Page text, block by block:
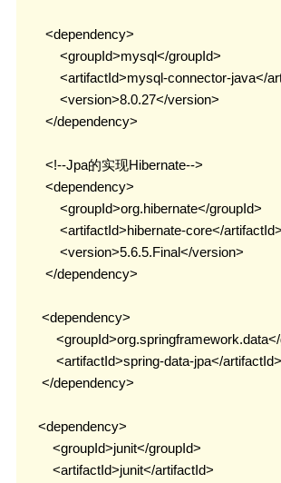
        <dependency>
            <groupId>mysql</groupId>
<artifactId>mysql-connector-java</
            <version>8.0.27</version>
        </dependency>
        <!--Jpa的实现Hibernate-->
        <dependency>
            <groupId>org.hibernate</groupId>
            <artifactId>hibernate-core</artifactId>
            <version>5.6.5.Final</version>
        </dependency>
       <dependency>
           <artifactId>spring-data-jpa</artifactId>
       </dependency>
      <dependency>
          <groupId>junit</groupId>
          <artifactId>junit</artifactId>
Dubbo
SpringCloud
SpringCloudAlibaba
Redis
Mysql
ElasticSearch7.x
部署
HaProxy
分布式
Minio
SpringSession